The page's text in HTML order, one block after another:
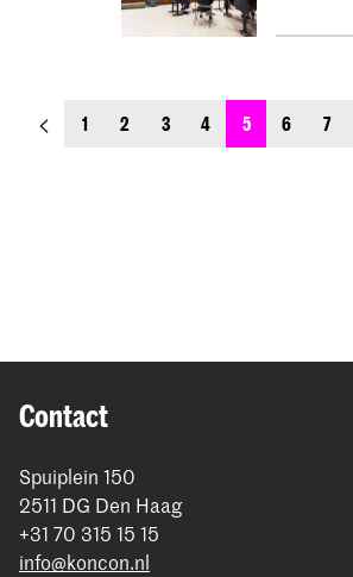
previous_page
1 2 3 4 5 6 7
Contact
Spuiplein 150
2511 DG Den Haag
+31 70 315 15 15
info@koncon.nl